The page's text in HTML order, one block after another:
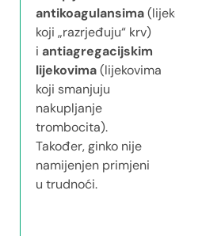
antikoagulansima(lijekovima
koji „razrjeđuju“ krv)
i antiagregacijskim
lijekovima(lijekovima
koji smanjuju
nakupljanje
trombocita).
Također, ginko nije
namijenjen primjeni
u trudnoći.